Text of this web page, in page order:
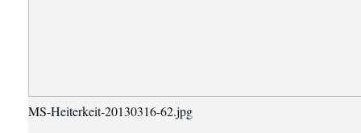
MS-Heiterkeit-20130316-62.jpg